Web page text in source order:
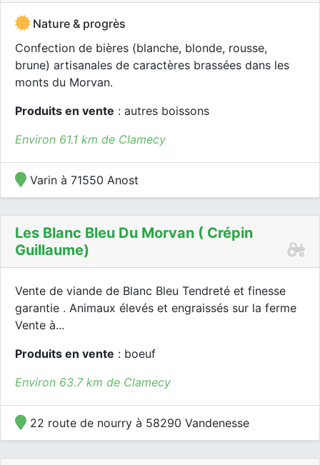
Nature & progrès
Confection de bières (blanche, blonde, rousse,
brune) artisanales de caractères brassées dans les
monts du Morvan.
Produits en vente : autres boissons
Environ 61.1 km de Clamecy
Varin à 71550 Anost
Les Blanc Bleu Du Morvan ( Crépin
Guillaume)
Vente de viande de Blanc Bleu Tendreté et finesse
garantie . Animaux élevés et engraissés sur la ferme
Vente à...
Produits en vente : boeuf
Environ 63.7 km de Clamecy
22 route de nourry à 58290 Vandenesse